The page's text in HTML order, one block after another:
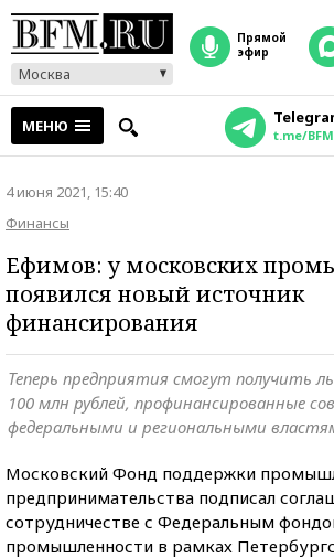
Москва
прямой
эфир
МЕНЮ t.me/
4 июня 2021, 15:40
Финансы
Ефимов: у московских
появился новый источник
финансирования
Теперь предприятия смогут получить
100 млн рублей, профинансированные
федеральными и региональными
Московский Фонд поддержки
предпринимательства подписал
сотрудничестве с Федеральным
промышленности в рамках